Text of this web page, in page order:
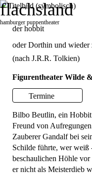
Service
flachsland
hamburger puppentheater
der hobbit
oder Dorthin und wieder
(nach J.R.R. Tolkien)
Figurentheater Wilde
Termine
Bilbo Beutlin, ein Hobbit
Freund von
Zauberer Gandalf bei
Schilde führte, wer weiß
beschaulichen Höhle
er nicht als Meisterdieb